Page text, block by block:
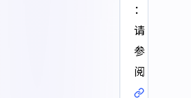
：
请
参
阅